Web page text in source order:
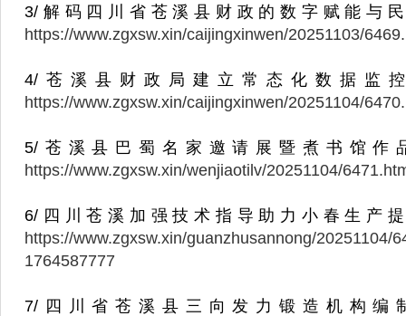
3/解码四川省苍溪县财政的数字赋能与
https://www.zgxsw.xin/caijingxinwen/20251103/
4/苍溪县财政局建立常态化数据监
https://www.zgxsw.xin/caijingxinwen/20251104/
5/苍溪县巴蜀名家邀请展暨煮书馆作
https://www.zgxsw.xin/wenjiaotilv/20251104/
6/四川苍溪加强技术指导助力小春生产
https://www.zgxsw.xin/guanzhusannong/20251104/
1764587777
7/四川省苍溪县三向发力锻造机构编